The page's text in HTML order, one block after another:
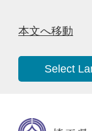
本文へ移動
Select